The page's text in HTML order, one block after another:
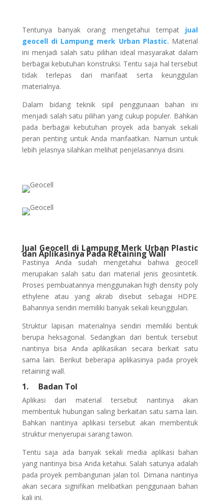
Tentunya banyak orang mengetahui tempat jual
geocell di Lampung merk Urban Plastic. Material
ini menjadi salah satu pilihan ideal masyarakat dalam
berbagai kebutuhan konstruksi. Tentu saja hal tersebut
tidak terlepas dari manfaat serta keunggulan
materialnya.
Dalam bidang teknik sipil penggunaan bahan ini
menjadi salah satu pilihan yang cukup populer. Bahkan
pada berbagai kebutuhan proyek ada banyak sekali
peran penting untuk Anda manfaatkan. Namun untuk
lebih jelasnya silahkan melihat penjelasannya disini.
Jual Geocell di Lampung Merk Urban Plastic
dan Aplikasinya Pada Retaining Wall
Pastinya Anda sudah mengetahui bahwa geocell
merupakan salah satu dari material jenis geosintetik.
Proses pembuatannya menggunakan high density poly
ethylene atau yang akrab disebut sebagai HDPE.
Bahannya sendiri memiliki banyak sekali keunggulan.
Struktur lapisan materialnya sendiri memiliki bentuk
berupa heksagonal. Sedangkan dari bentuk tersebut
nantinya bisa Anda aplikasikan secara berkait satu
sama lain. Berikut beberapa aplikasinya pada proyek
retaining wall.
1. Badan Tol
Aplikasi dari material tersebut nantinya akan
membentuk hubungan saling berkaitan satu sama lain.
Bahkan nantinya aplikasi tersebut akan membentuk
struktur menyerupai sarang tawon.
Tentu saja ada banyak sekali media aplikasi bahan
yang nantinya bisa Anda ketahui. Salah satunya adalah
pada proyek pembangunan jalan tol. Dimana nantinya
akan secara signifikan melibatkan penggunaan bahan
kali ini.